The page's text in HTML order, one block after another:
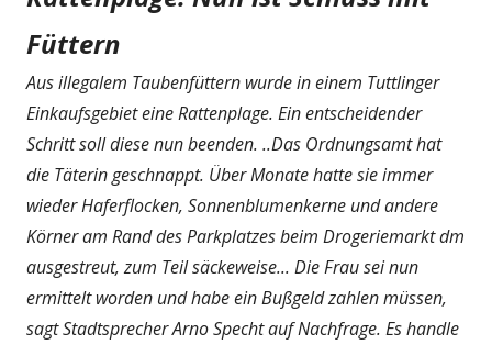
Füttern
Aus illegalem Taubenfüttern wurde in einem Tuttlinger
Einkaufsgebiet eine Rattenplage. Ein entscheidender
Schritt soll diese nun beenden. ..Das Ordnungsamt hat
die Täterin geschnappt. Über Monate hatte sie immer
wieder Haferflocken, Sonnenblumenkerne und andere
Körner am Rand des Parkplatzes beim Drogeriemarkt dm
ausgestreut, zum Teil säckeweise... Die Frau sei nun
ermittelt worden und habe ein Bußgeld zahlen müssen,
sagt Stadtsprecher Arno Specht auf Nachfrage. Es handle